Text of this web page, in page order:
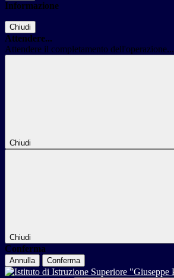
Informazione
Chiudi
Attendere...
Attendere il completamento dell'operazione...
Chiudi
Chiudi
Conferma
Annulla Conferma